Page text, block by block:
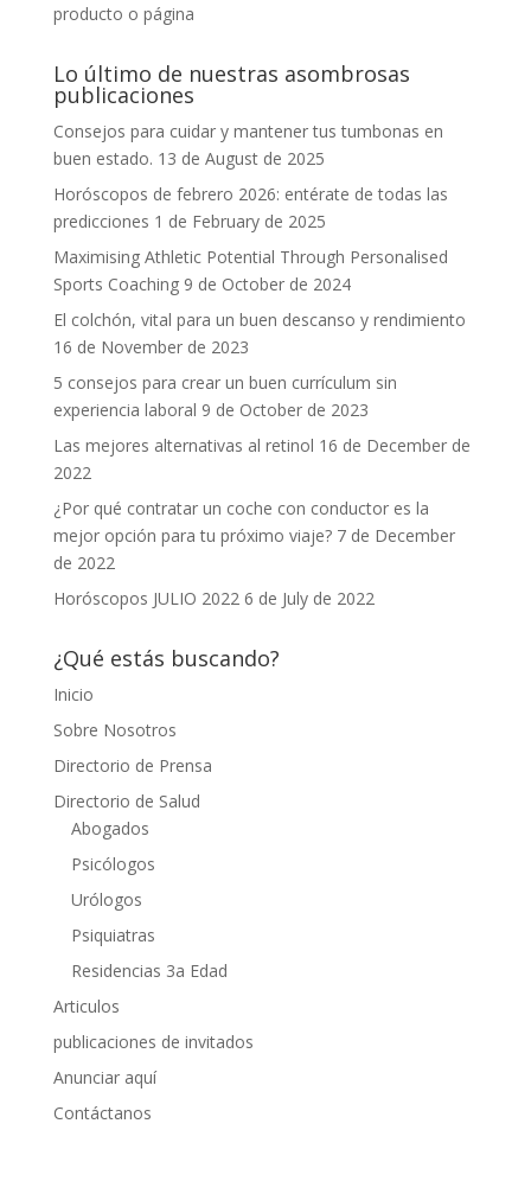
producto o página
Lo último de nuestras asombrosas
publicaciones
Consejos para cuidar y mantener tus tumbonas en
buen estado. 13 de August de 2025
Horóscopos de febrero 2026: entérate de todas las
predicciones 1 de February de 2025
Maximising Athletic Potential Through Personalised
Sports Coaching 9 de October de 2024
El colchón, vital para un buen descanso y rendimiento
16 de November de 2023
5 consejos para crear un buen currículum sin
experiencia laboral 9 de October de 2023
Las mejores alternativas al retinol 16 de December de
2022
¿Por qué contratar un coche con conductor es la
mejor opción para tu próximo viaje? 7 de December
de 2022
Horóscopos JULIO 2022 6 de July de 2022
¿Qué estás buscando?
Inicio
Sobre Nosotros
Directorio de Prensa
Directorio de Salud
Abogados
Psicólogos
Urólogos
Psiquiatras
Residencias 3a Edad
Articulos
publicaciones de invitados
Anunciar aquí
Contáctanos